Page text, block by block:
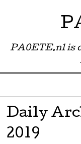
PA0ETE.nl is
Skip to content
Daily
2019